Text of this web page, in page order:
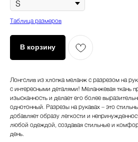
Таблица размеров
В корзину
Лонгслив из хлопка меланж с разрезом на
с интересными деталями! Меланжевая ткань
изысканность и делает его более
однотонный. Разрезы на рукавах – это
добавляет образу легкости и
любой одеждой, создавая стильные и
день.